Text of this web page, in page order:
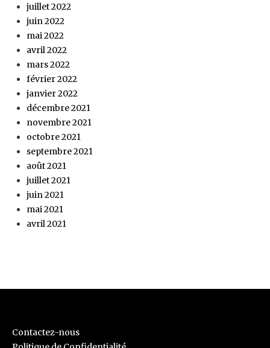
juillet 2022
juin 2022
mai 2022
avril 2022
mars 2022
février 2022
janvier 2022
décembre 2021
novembre 2021
octobre 2021
septembre 2021
août 2021
juillet 2021
juin 2021
mai 2021
avril 2021
Contactez-nous